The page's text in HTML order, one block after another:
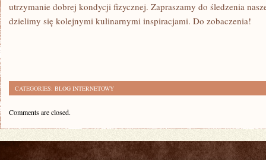
utrzymanie dobrej kondycji fizycznej. ⁣Zapraszamy do ⁢śledzenia
dzielimy się kolejnymi ‌kulinarnymi inspiracjami. ‍Do zobaczenia!
CATEGORIES: BLOG INTERNETOWY
Comments are closed.